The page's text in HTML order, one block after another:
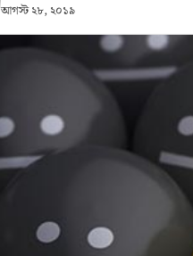
আগস্ট ২৮, ২০১৯